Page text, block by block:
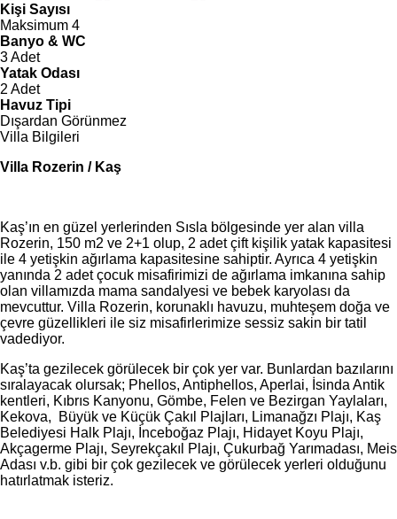
Kişi Sayısı
Maksimum 4
Banyo & WC
3 Adet
Yatak Odası
2 Adet
Havuz Tipi
Dışardan Görünmez
Villa Bilgileri
Villa Rozerin / Kaş
Kaş’ın en güzel yerlerinden Sısla bölgesinde yer alan villa
Rozerin, 150 m2 ve 2+1 olup, 2 adet çift kişilik yatak kapasitesi
ile 4 yetişkin ağırlama kapasitesine sahiptir. Ayrıca 4 yetişkin
yanında 2 adet çocuk misafirimizi de ağırlama imkanına sahip
olan villamızda mama sandalyesi ve bebek karyolası da
mevcuttur. Villa Rozerin, korunaklı havuzu, muhteşem doğa ve
çevre güzellikleri ile siz misafirlerimize sessiz sakin bir tatil
vadediyor.
Kaş’ta gezilecek görülecek bir çok yer var. Bunlardan bazılarını
sıralayacak olursak; Phellos, Antiphellos, Aperlai, İsinda Antik
kentleri, Kıbrıs Kanyonu, Gömbe, Felen ve Bezirgan Yaylaları,
Kekova, Büyük ve Küçük Çakıl Plajları, Limanağzı Plajı, Kaş
Belediyesi Halk Plajı, İnceboğaz Plajı, Hidayet Koyu Plajı,
Akçagerme Plajı, Seyrekçakıl Plajı, Çukurbağ Yarımadası, Meis
Adası v.b. gibi bir çok gezilecek ve görülecek yerleri olduğunu
hatırlatmak isteriz.